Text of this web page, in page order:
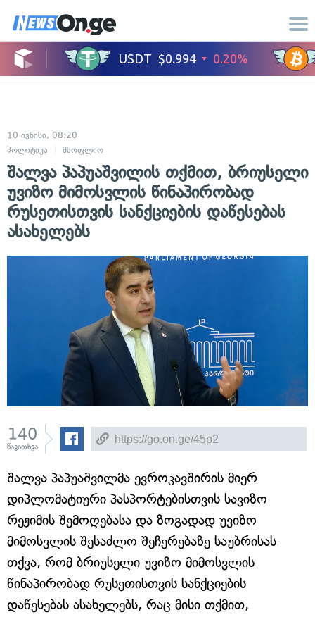
10 ივნისი, 08:20
პოლიტიკა
მსოფლიო
შალვა პაპუაშვილის თქმით, ბრიუსელი
უვიზო მიმოსვლის წინაპირობად
რუსეთისთვის სანქციების დაწესებას
ასახელებს
140
წაკითხვა
შალვა პაპუაშვილმა ევროკავშირის მიერ
დიპლომატიური პასპორტებისთვის სავიზო
რეჟიმის შემოღებასა და ზოგადად უვიზო
მიმოსვლის შესაძლო შეჩერებაზე საუბრისას
თქვა, რომ ბრიუსელი უვიზო მიმოსვლის
წინაპირობად რუსეთისთვის სანქციების
დაწესებას ასახელებს, რაც მისი თქმით,